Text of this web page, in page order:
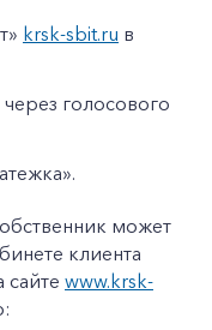
krsk-sbit.ru в
голосового
может
клиента
www.krsk-